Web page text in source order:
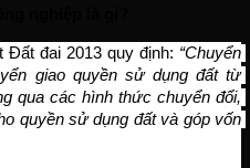
đai 2013 quy định: “Chuyển
giao quyền sử dụng đất từ
qua các hình thức chuyển đổi,
quyền sử dụng đất và góp vốn